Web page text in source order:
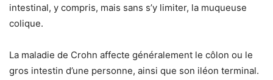
intestinal, y compris, mais sans s’y limiter, la muqueuse
colique.
La maladie de Crohn affecte généralement le côlon ou le
gros intestin d’une personne, ainsi que son iléon terminal.